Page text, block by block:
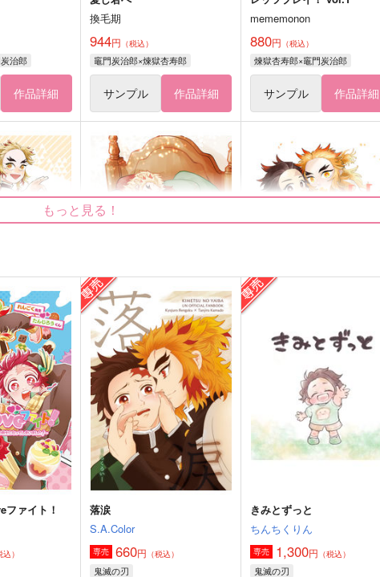
治郎
作品詳細
換毛期
944円 （税込）
竈門炭治郎×煉獄杏寿郎
サンプル 作品詳細
mememonon
880円 （税込）
煉獄杏寿郎×竈門炭治郎
サンプル 作品詳細
治郎
作品詳細
オールハッピーエンド！
biwanohi
787 円（税込）
煉獄杏寿郎×竈門炭治郎
サンプル 作品詳細
片想いとかけまして
（税込）
煉獄杏寿郎×竈門炭治郎
サンプル 作品詳細
もっと見る！
ァイト！
込）
落涙
S.A.Color
専売 660円 （税込）
鬼滅の刃
きみとずっと
ちんちくりん
専売 1,300円 （税込）
鬼滅の刃